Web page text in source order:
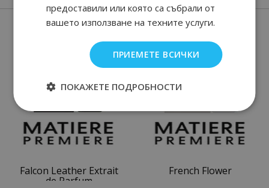
Нови парфюми
Falcon Leather Extrait
de Parfum
French Flower
предоставили или която са събрали от
вашето използване на техните услуги.
ПРИЕМЕТЕ ВСИЧКИ
ПОКАЖЕТЕ ПОДРОБНОСТИ